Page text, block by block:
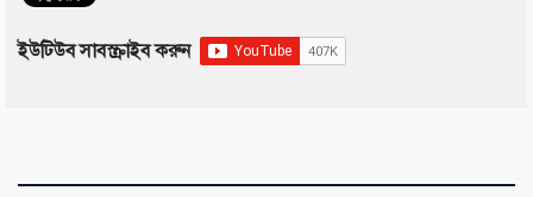
ইউটিউব সাবস্ক্রাইব করুন